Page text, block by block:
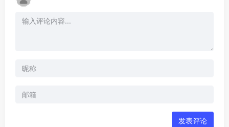
发表评论